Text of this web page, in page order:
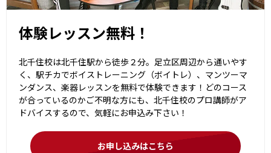
体験レッスン無料！
北千住校は北千住駅から徒歩２分。足立区周辺から通いやす
く、駅チカでボイストレーニング（ボイトレ）、マンツーマ
ンダンス、楽器レッスンを無料で体験できます！どのコース
が合っているのかご不明な方にも、北千住校のプロ講師がア
ドバイスするので、気軽にお申込み下さい！
お申し込みはこちら